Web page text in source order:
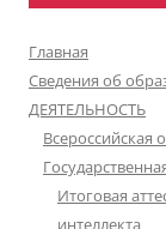
Главная
Сведения об
ДЕЯТЕЛЬНОСТЬ
Итоговая
интеллекта